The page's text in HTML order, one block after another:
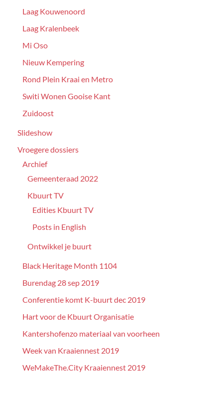
Laag Kouwenoord
Laag Kralenbeek
Mi Oso
Nieuw Kempering
Rond Plein Kraai en Metro
Switi Wonen Gooise Kant
Zuidoost
Slideshow
Vroegere dossiers
Archief
Gemeenteraad 2022
Kbuurt TV
Edities Kbuurt TV
Posts in English
Ontwikkel je buurt
Black Heritage Month 1104
Burendag 28 sep 2019
Conferentie komt K-buurt dec 2019
Hart voor de Kbuurt Organisatie
Kantershofenzo materiaal van voorheen
Week van Kraaiennest 2019
WeMakeThe.City Kraaiennest 2019